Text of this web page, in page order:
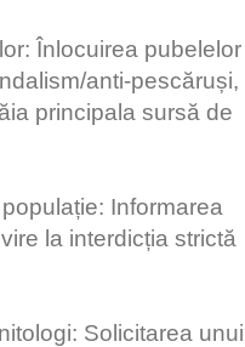
Înlocuirea pubelelor
anti-pescăruși,
principala sursă de
Informarea
la interdicția strictă
Solicitarea unui